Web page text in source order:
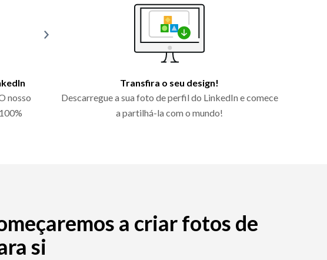
nosso
Transfira o seu design!
Descarregue a sua foto de perfil do LinkedIn e comece
a partilhá-la com o mundo!
a criar fotos de
si